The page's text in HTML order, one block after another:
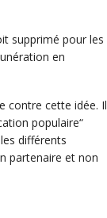
supprimé pour les
en
contre cette idée. Il
populaire“
différents
partenaire et non